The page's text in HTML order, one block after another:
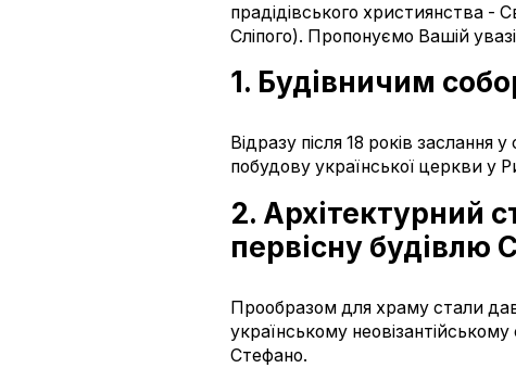
прадідівського християнства -
Сліпого). Пропонуємо Вашій
1. Будівничим
Відразу після 18 років
побудову української церкви у
2. Архітектурний
первісну будівлю
Прообразом для храму стали
українському неовізантійському
Стефано.